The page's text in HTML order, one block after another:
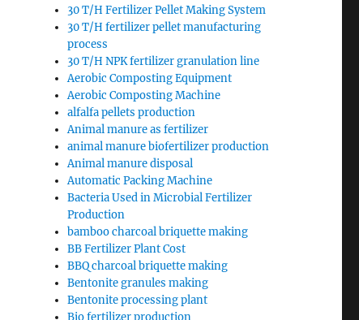
30 T/H Fertilizer Pellet Making System
30 T/H fertilizer pellet manufacturing
process
30 T/H NPK fertilizer granulation line
Aerobic Composting Equipment
Aerobic Composting Machine
alfalfa pellets production
Animal manure as fertilizer
animal manure biofertilizer production
Animal manure disposal
Automatic Packing Machine
Bacteria Used in Microbial Fertilizer
Production
bamboo charcoal briquette making
BB Fertilizer Plant Cost
BBQ charcoal briquette making
Bentonite granules making
Bentonite processing plant
Bio fertilizer production